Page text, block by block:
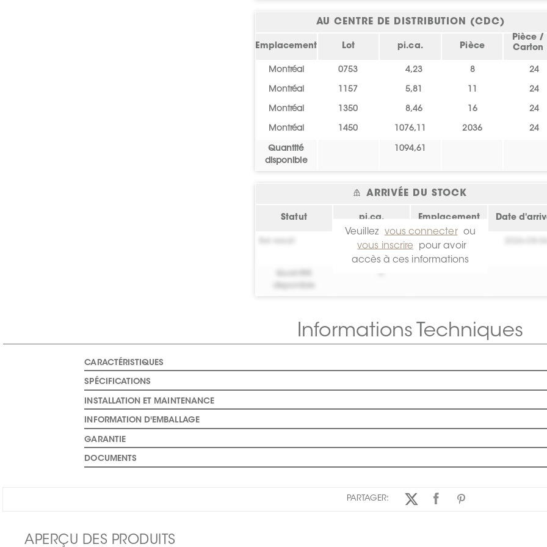
AU CENTRE DE DISTRIBUTION (CDC)
Emplacement Lot pi.ca. Pièce
Pièce /
Carton
Montréal 0753 4,23 8 24
Montréal 1157 5,81 11 24
Montréal 1350 8,46 16 24
Montréal 1450 1076,11 2036 24
Quantité
disponible
1094,61
ARRIVÉE DU STOCK
Statut pi.ca. Emplacement Date
0
Crée toi un
compte !
Veuillez vous connecter
ou
vous inscrire
pour avoir
accès à ces informations
Informations Techniques
CARACTÉRISTIQUES
SPÉCIFICATIONS
INSTALLATION ET MAINTENANCE
INFORMATION D'EMBALLAGE
GARANTIE
DOCUMENTS
PARTAGER:
APERÇU DES PRODUITS